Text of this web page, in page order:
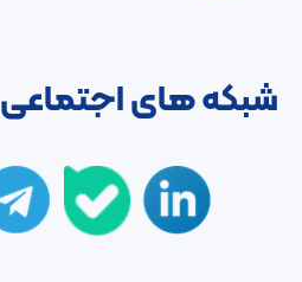
شبکه های اجتماعی